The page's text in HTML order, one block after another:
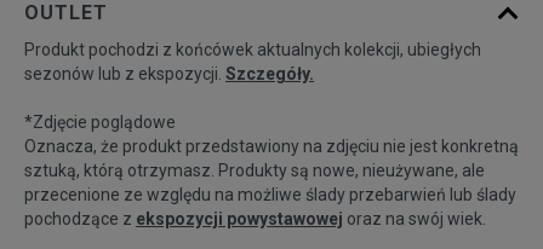
20 11,5 cm Powiadom o dostępności
21 12,3 cm
22 12,8 cm Powiadom o dostępności
OUTLET
Produkt pochodzi z końcówek aktualnych kolekcji, ubiegłych
sezonów lub z ekspozycji. Szczegóły.
*Zdjęcie poglądowe
Oznacza, że produkt przedstawiony na zdjęciu nie jest konkretną
sztuką, którą otrzymasz. Produkty są nowe, nieużywane, ale
przecenione ze względu na możliwe ślady przebarwień lub ślady
pochodzące z ekspozycji powystawowej oraz na swój wiek.